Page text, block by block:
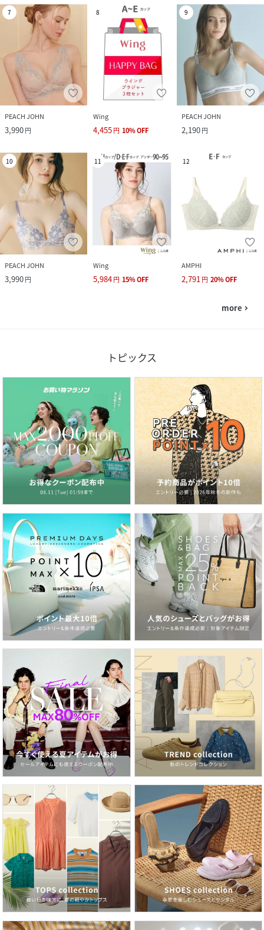
7
PEACH JOHN
3,990円
8
Wing
4,455円 10%OFF
9
PEACH JOHN
2,190円
10
PEACH JOHN
3,990円
11
Wing
5,984円 15%OFF
12
AMPHI
2,791円 20%OFF
more navigate_next
トピックス